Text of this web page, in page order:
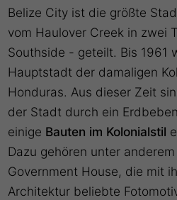
Belize City ist die größte
vom Haulover Creek in zwei
Southside - geteilt. Bis 1961
Hauptstadt der damaligen
Honduras. Aus dieser Zeit
der Stadt durch ein
einige Bauten im Kolonialstil
Dazu gehören unter
Government House, die mit
Architektur beliebte